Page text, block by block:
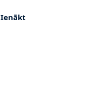
Ienākt